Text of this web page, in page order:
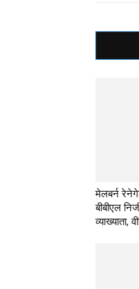
मेलबर्न
बीबीएल
व्याख्याता,